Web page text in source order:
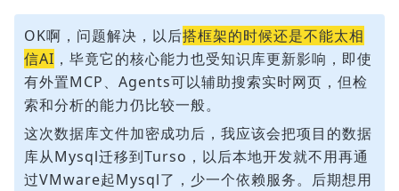
OK啊，问题解决，以后搭框架的时候还是不能太相
信AI ，毕竟它的核心能力也受知识库更新影响，即使
有外置MCP、Agents可以辅助搜索实时网页，但检
索和分析的能力仍比较一般。
这次数据库文件加密成功后，我应该会把项目的数据
库从Mysql迁移到Turso，以后本地开发就不用再通
过VMware起Mysql了，少一个依赖服务。后期想用